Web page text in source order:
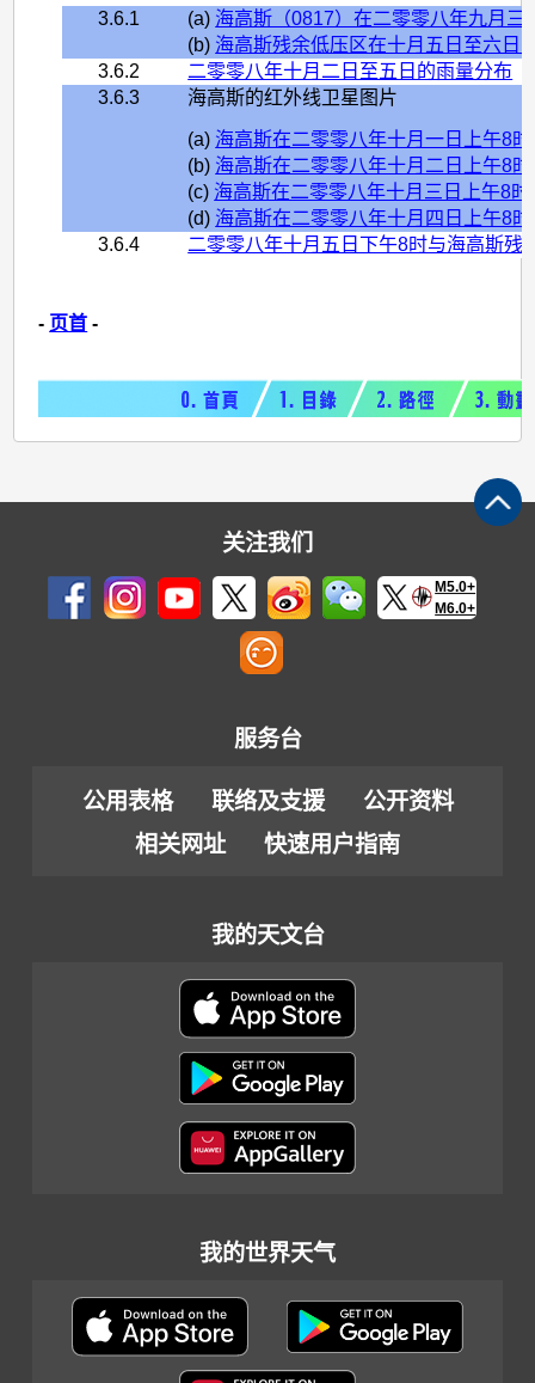
3.6.1 (a) 海高斯（0817）在二零零八年九月三
(b) 海高斯残余低压区在十月五日至六日
3.6.2
二零零八年十月二日至五日的雨量分布
3.6.3
海高斯的红外线卫星图片
(a) 海高斯在二零零八年十月一日上午8
(b) 海高斯在二零零八年十月二日上午8
(c) 海高斯在二零零八年十月三日上午8
(d) 海高斯在二零零八年十月四日上午8
3.6.4
二零零八年十月五日下午8时与海高斯残
- 页首 -
关注我们
M5.0+
M6.0+
服务台
公用表格 联络及支援
公开资料
相关网址
快速用户指南
我的天文台
我的世界天气